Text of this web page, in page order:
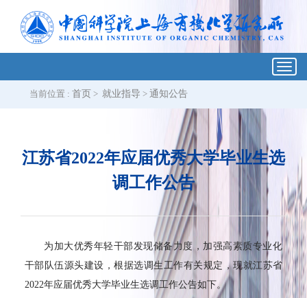
当前位置 : 首页 > 就业指导 > 通知公告
江苏省2022年应届优秀大学毕业生选
调工作公告
为加大优秀年轻干部发现储备力度，加强高素质专业化
干部队伍源头建设，根据选调生工作有关规定，现就江苏省
2022年应届优秀大学毕业生选调工作公告如下。